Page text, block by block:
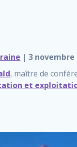
|3 novembre
, maître de
et